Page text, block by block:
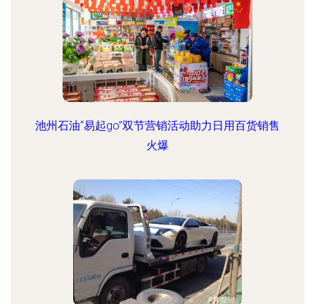
池州石油“易起go”双节营销活动助力日用百货销售
火爆